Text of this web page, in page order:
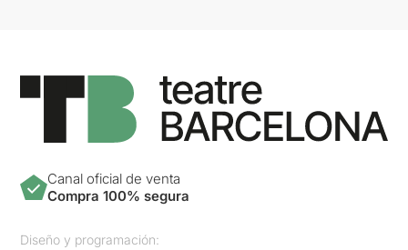
Canal oficial de venta
Compra 100% segura
Diseño y programación: